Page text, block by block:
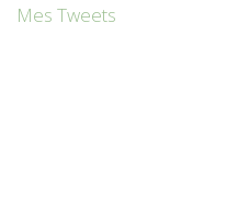
Mes Tweets